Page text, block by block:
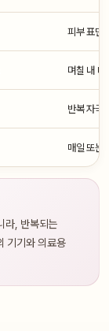
피부 표면
며칠 내 다
반복 자극
매일 또는
라, 반복되는
기기와 의료용